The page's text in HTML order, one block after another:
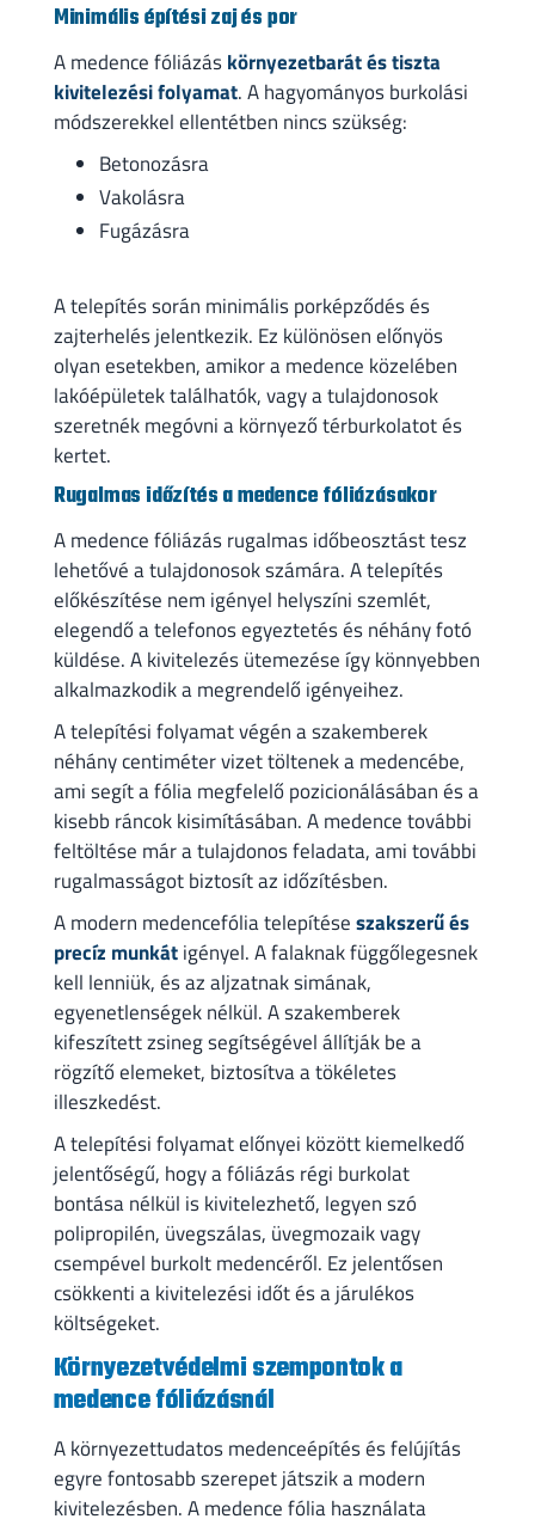
Minimális építési zaj és por
A medence fóliázáskörnyezetbarát és tiszta
kivitelezési folyamat. A hagyományos burkolási
módszerekkel ellentétben nincs szükség:
Betonozásra
Vakolásra
Fugázásra
A telepítés során minimális porképződés és
zajterhelés jelentkezik. Ez különösen előnyös
olyan esetekben, amikor a medence közelében
lakóépületek találhatók, vagy a tulajdonosok
szeretnék megóvni a környező térburkolatot és
kertet.
Rugalmas időzítés a medence fóliázásakor
A medence fóliázás rugalmas időbeosztást tesz
lehetővé a tulajdonosok számára. A telepítés
előkészítése nem igényel helyszíni szemlét,
elegendő a telefonos egyeztetés és néhány fotó
küldése. A kivitelezés ütemezése így könnyebben
alkalmazkodik a megrendelő igényeihez.
A telepítési folyamat végén a szakemberek
néhány centiméter vizet töltenek a medencébe,
ami segít a fólia megfelelő pozicionálásában és a
kisebb ráncok kisimításában. A medence további
feltöltése már a tulajdonos feladata, ami további
rugalmasságot biztosít az időzítésben.
A modern medencefólia telepítéseszakszerű és
precíz munkátigényel. A falaknak függőlegesnek
kell lenniük, és az aljzatnak simának,
egyenetlenségek nélkül. A szakemberek
kifeszített zsineg segítségével állítják be a
rögzítő elemeket, biztosítva a tökéletes
illeszkedést.
A telepítési folyamat előnyei között kiemelkedő
jelentőségű, hogy a fóliázás régi burkolat
bontása nélkül is kivitelezhető, legyen szó
polipropilén, üvegszálas, üvegmozaik vagy
csempével burkolt medencéről. Ez jelentősen
csökkenti a kivitelezési időt és a járulékos
költségeket.
Környezetvédelmi szempontok a
medence fóliázásnál
A környezettudatos medenceépítés és felújítás
egyre fontosabb szerepet játszik a modern
kivitelezésben. A medence fólia használata